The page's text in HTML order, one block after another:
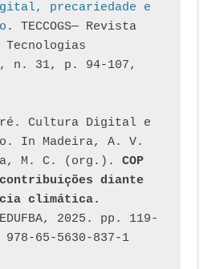
precariedade e
. TECCOGS— Revista
n. 31, p. 94-107,
Cultura Digital e
In Madeira, A. V.
M. C. (org.). COP
contribuições diante
climática.
2025. pp. 119-
65-5630-837-1